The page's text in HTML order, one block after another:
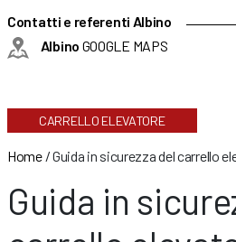
Contatti e referenti Albino
Albino GOOGLE MAPS
CARRELLO ELEVATORE
Home/Guida in sicurezza del carrello
Guida in